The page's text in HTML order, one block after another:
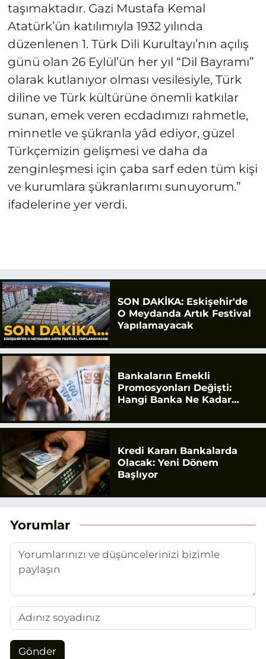
taşımaktadır. Gazi Mustafa Kemal
Atatürk’ün katılımıyla 1932 yılında
düzenlenen 1. Türk Dili Kurultayı’nın açılış
günü olan 26 Eylül’ün her yıl “Dil Bayramı”
olarak kutlanıyor olması vesilesiyle, Türk
diline ve Türk kültürüne önemli katkılar
sunan, emek veren ecdadımızı rahmetle,
minnetle ve şükranla yâd ediyor, güzel
Türkçemizin gelişmesi ve daha da
zenginleşmesi için çaba sarf eden tüm kişi
ve kurumlara şükranlarımı sunuyorum.”
ifadelerine yer verdi.
SON DAKİKA: Eskişehir'de
O Meydanda Artık Festival
Yapılamayacak
Bankaların Emekli
Promosyonları Değişti:
Hangi Banka Ne Kadar
Kredi Kararı Bankalarda
Olacak: Yeni Dönem
Başlıyor
Yorumlar
Gönder